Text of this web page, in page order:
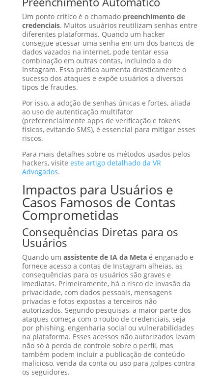
Um ponto crítico é o chamado preenchimento de
credenciais. Muitos usuários reutilizam senhas entre
diferentes plataformas. Quando um hacker
consegue acessar uma senha em um dos bancos de
dados vazados na internet, pode tentar essa
combinação em outras contas, incluindo a do
Instagram. Essa prática aumenta drasticamente o
sucesso dos ataques e expõe usuários a diversos
tipos de fraudes.
Por isso, a adoção de senhas únicas e fortes, aliada
ao uso de autenticação multifator
(preferencialmente apps de verificação e tokens
físicos, evitando SMS), é essencial para mitigar esses
riscos.
Para mais detalhes sobre os métodos usados pelos
hackers, visite este artigo detalhado da VR
Advogados.
Impactos para Usuários e
Casos Famosos de Contas
Comprometidas
Consequências Diretas para os
Usuários
Quando um assistente de IA da Metaé enganado e
fornece acesso a contas de Instagram alheias, as
consequências para os usuários são graves e
imediatas. Primeiramente, há o risco de invasão da
privacidade, com dados pessoais, mensagens
privadas e fotos expostas a terceiros não
autorizados. Segundo pesquisas, a maior parte dos
ataques começa com o roubo de credenciais, seja
por phishing, engenharia social ou vulnerabilidades
na plataforma. Esses acessos não autorizados levam
não só à perda de controle sobre o perfil, mas
também podem incluir a publicação de conteúdo
malicioso, venda da conta ou uso para golpes contra
os seguidores.